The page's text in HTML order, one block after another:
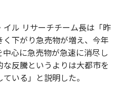
ル リサーチチーム長は「昨
下がり急売物が増え、今年
心に急売物が急速に消尽し
反騰というよりは大都市を
いる」と説明した。